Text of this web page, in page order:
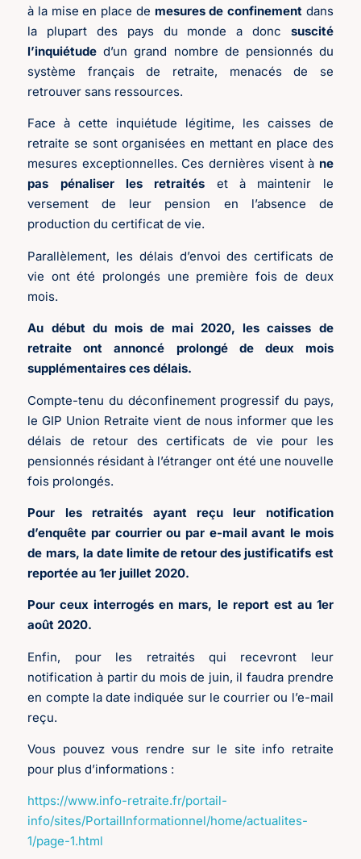
à la mise en place de mesures de confinementdans
la plupart des pays du monde a donc suscité
l’inquiétude d’un grand nombre de pensionnés du
système français de retraite, menacés de se
retrouver sans ressources.
Face à cette inquiétude légitime, les caisses de
retraite se sont organisées en mettant en place des
mesures exceptionnelles. Ces dernières visent à ne
pas pénaliser les retraités et à maintenir le
versement de leur pension en l’absence de
production du certificat de vie.
Parallèlement, les délais d’envoi des certificats de
vie ont été prolongés une première fois de deux
mois.
Au début du mois de mai 2020, les caisses de
retraite ont annoncé prolongé de deux mois
supplémentaires ces délais.
Compte-tenu du déconfinement progressif du pays,
le GIP Union Retraite vient de nous informer que les
délais de retour des certificats de vie pour les
pensionnés résidant à l’étranger ont été une nouvelle
fois prolongés.
Pour les retraités ayant reçu leur notification
d’enquête par courrier ou par e-mail avant le mois
de mars, la date limite de retour des justificatifs est
reportée au 1er juillet 2020.
Pour ceux interrogés en mars, le report est au 1er
août 2020.
Enfin, pour les retraités qui recevront leur
notification à partir du mois de juin, il faudra prendre
en compte la date indiquée sur le courrier ou l’e-mail
reçu.
Vous pouvez vous rendre sur le site info retraite
pour plus d’informations :
https://www.info-retraite.fr/portail-
info/sites/PortailInformationnel/home/actualites-
1/page-1.html